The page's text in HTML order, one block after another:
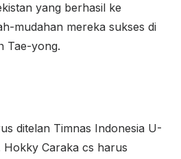
yang berhasil ke
mudahan mereka sukses di
Tae-yong.
ditelan Timnas Indonesia U-
Hokky Caraka cs harus